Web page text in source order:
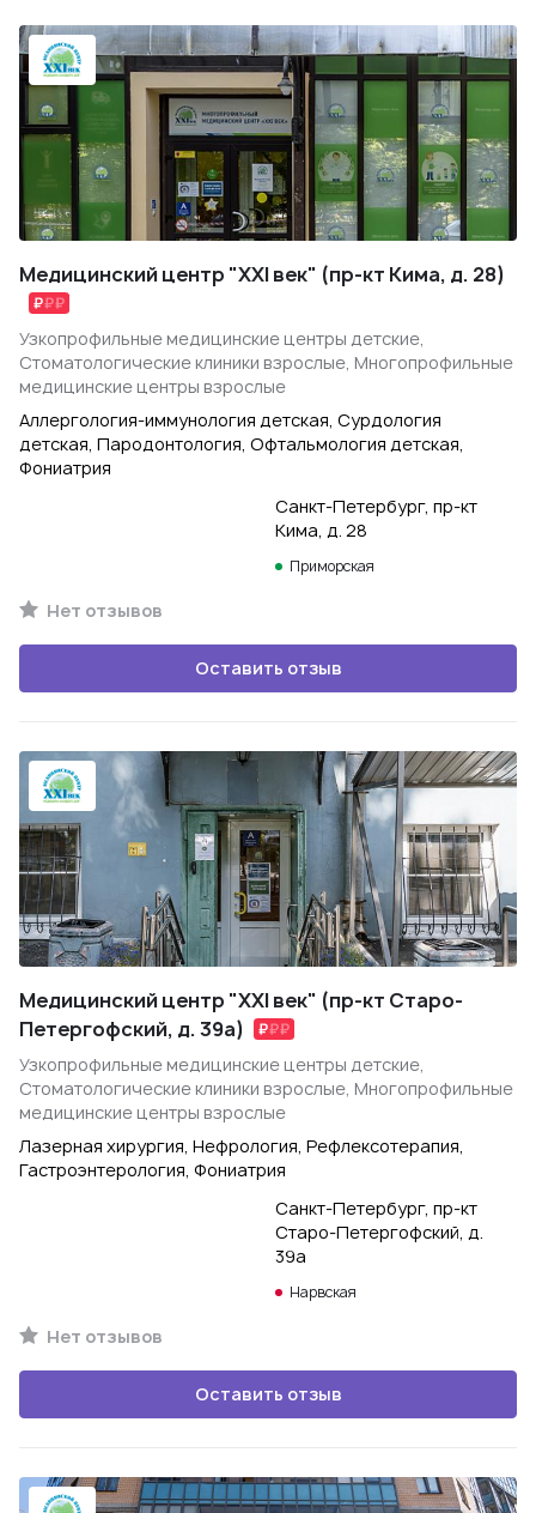
Медицинский центр "XXI век" (пр-кт Кима, д. 28)
Узкопрофильные медицинские центры детские,
Стоматологические клиники взрослые, Многопрофильные
медицинские центры взрослые
Аллергология-иммунология детская, Сурдология
детская, Пародонтология, Офтальмология детская,
Фониатрия
Санкт-Петербург, пр-кт
Кима, д. 28
Приморская
Нет отзывов
Оставить отзыв
Медицинский центр "XXI век" (пр-кт Старо-
Петергофский, д. 39а)
Узкопрофильные медицинские центры детские,
Стоматологические клиники взрослые, Многопрофильные
медицинские центры взрослые
Лазерная хирургия, Нефрология, Рефлексотерапия,
Гастроэнтерология, Фониатрия
Санкт-Петербург, пр-кт
Старо-Петергофский, д.
39а
Нарвская
Нет отзывов
Оставить отзыв